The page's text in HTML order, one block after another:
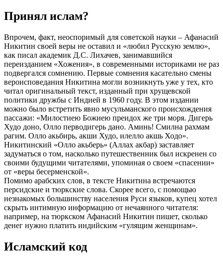
Принял ислам?
Впрочем, факт, неоспоримый для советской науки – Афанасий
Никитин своей веры не оставил и «любил Русскую землю»,
как писал академик Д.С. Лихачев, занимавшийся
переизданием «Хожения», в современными историками не раз
подвергался сомнению. Первые сомнения касательно смены
вероисповедания Никитина могли возникнуть уже у тех, кто
читал оригинальный текст, изданный при хрущевской
политики дружбы с Индией в 1960 году. В этом издании
можно было встретить явно мусульманского происхождения
пассажи: «Милостиею Божиею преидох же три моря. Дигерь
Худо доно, Олло перводигерь дано. Аминь! Смилна рахмам
рагим. Олло акьбирь, акши Худо, илелло акшь Ходо».
Никитинский «Олло акьберь» (Аллах акбар) заставляет
задуматься о том, насколько путешественник был искренен со
своими будущими читателями, упоминая о своем «спасении»
от «веры бесерменской».
Помимо арабских слов, в тексте Никитина встречаются
персидские и тюркские слова. Скорее всего, с помощью
незнакомых большинству населения Руси языков, купец хотел
скрыть интимную информацию от нечаянного читателя:
например, на тюркском Афанасий Никитин пишет, сколько
денег нужно платить индийским «гулящим женщинам».
Исламский код